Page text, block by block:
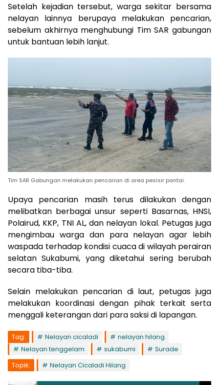
Setelah kejadian tersebut, warga sekitar bersama
nelayan lainnya berupaya melakukan pencarian,
sebelum akhirnya menghubungi Tim SAR gabungan
untuk bantuan lebih lanjut.
Tim SAR Gabungan melakukan pencarian di area pesisir pantai.
Upaya pencarian masih terus dilakukan dengan
melibatkan berbagai unsur seperti Basarnas, HNSI,
Polairud, KKP, TNI AL, dan nelayan lokal. Petugas juga
mengimbau warga dan para nelayan agar lebih
waspada terhadap kondisi cuaca di wilayah perairan
selatan Sukabumi, yang diketahui sering berubah
secara tiba-tiba.
Selain melakukan pencarian di laut, petugas juga
melakukan koordinasi dengan pihak terkait serta
menggali keterangan dari para saksi di lapangan.
Tag: Nelayan cicaladi
nelayan hilang
Nelayan tenggelam
sukabumi
Surade
Topik:
Nelayan Cicaladi Hilang